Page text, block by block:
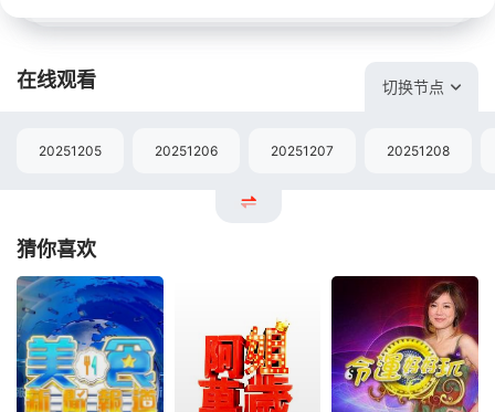
在线观看 切换节点
20251205 20251206 20251207 20251208
猜你喜欢